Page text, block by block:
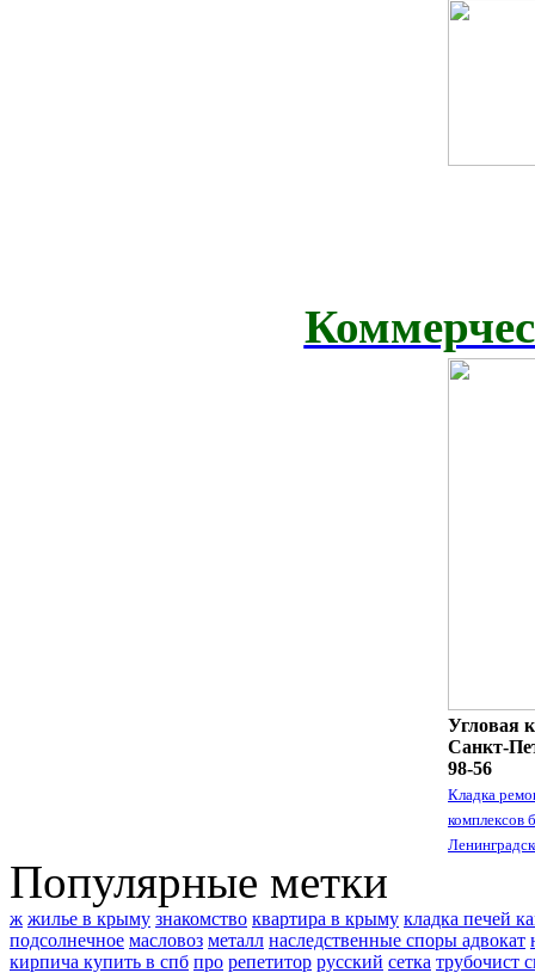
Угловая
Санкт-
98-56
Кладка
комплексов
Популярные метки
ж жилье в крыму знакомство квартира в крыму кладка печей
подсолнечное масловоз металл наследственные споры адвокат
кирпича купить в спб про репетитор русский сетка трубочист